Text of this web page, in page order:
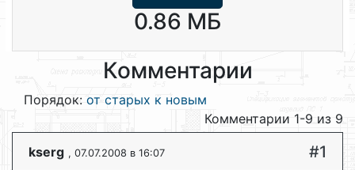
0.86 МБ
Комментарии
Порядок: от старых к новым
Комментарии 1-9 из 9
kserg , 07.07.2008 в 16:07 #1